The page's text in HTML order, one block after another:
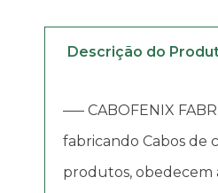
Descrição do
—– CABOFENIX
fabricando Cabos de
produtos, obedecem